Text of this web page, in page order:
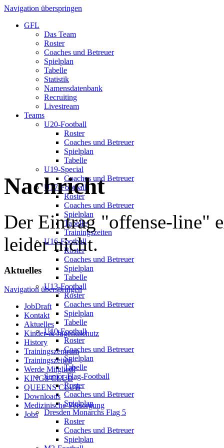
Navigation überspringen
GFL
Das Team
Roster
Coaches und Betreuer
Spielplan
Tabelle
Statistik
Namensdatenbank
Recruiting
Livestream
Teams
U20-Football
Roster
Coaches und Betreuer
Spielplan
Tabelle
U19-Special
Coaches und Betreuer
U17-Football
Roster
Coaches und Betreuer
Spielplan
Tabelle
Trainingszeiten
U16-Football
Roster
Coaches und Betreuer
Spielplan
Tabelle
U13-Football
Roster
Coaches und Betreuer
Spielplan
Tabelle
U10-Football
Roster
Coaches und Betreuer
Spielplan
Tabelle
Senior-Flag-Football
Roster
Coaches und Betreuer
Spielplan
Dresden Monarchs Flag 5
Roster
Coaches und Betreuer
Spielplan
Nachricht
Der Eintrag "offense-line"
leider nicht.
Aktuelles
Navigation überspringen
JobDraft
Kontakt
Aktuelles
Kinder-& Jugendschutz
History
Trainingszentrum
Trainingszeiten
Werde Mitglied!
KINGS CLUB
QUEENS CLUB
Downloads
Medizinische Versorgung
Jobs